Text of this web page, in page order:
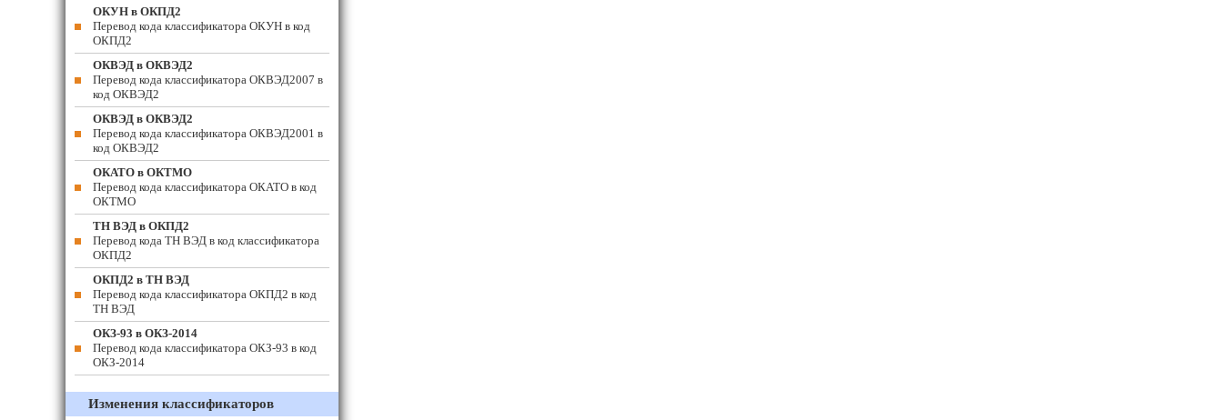
ОКУН в ОКПД2
Перевод кода классификатора ОКУН в код
ОКПД2
ОКВЭД в ОКВЭД2
Перевод кода классификатора ОКВЭД2007 в
код ОКВЭД2
ОКВЭД в ОКВЭД2
Перевод кода классификатора ОКВЭД2001 в
код ОКВЭД2
ОКАТО в ОКТМО
Перевод кода классификатора ОКАТО в код
ОКТМО
ТН ВЭД в ОКПД2
Перевод кода ТН ВЭД в код классификатора
ОКПД2
ОКПД2 в ТН ВЭД
Перевод кода классификатора ОКПД2 в код
ТН ВЭД
ОКЗ-93 в ОКЗ-2014
Перевод кода классификатора ОКЗ-93 в код
ОКЗ-2014
Изменения классификаторов